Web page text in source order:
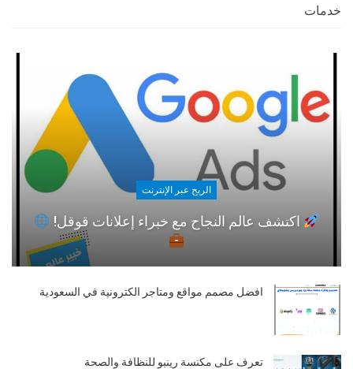
خدمات
الربح عبر الإنترنت
اكتشف عالم النجاح مع خبراء إعلانات قوقل!
افضل مصمم مواقع ومتاجر الكترونية في السعودية
تعرف على مكنسة رينبو للنظافة والصحة